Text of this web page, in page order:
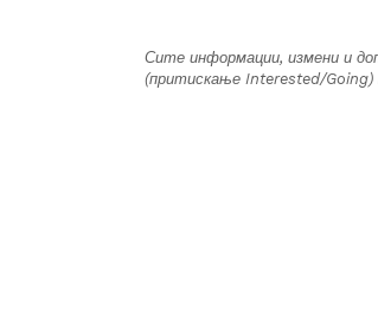
Сите информации, измени и
(притискање Interested/Going)